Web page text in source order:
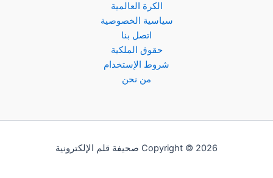
الكرة العالمية
سياسية الخصوصية
اتصل بنا
حقوق الملكية
شروط الإستخدام
من نحن
Copyright © 2026 صحيفة قلم الإلكترونية